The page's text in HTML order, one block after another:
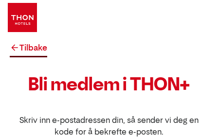
Tilbake
Bli medlem i THON+
Skriv inn e-postadressen din, så sender vi deg en
kode for å bekrefte e-posten.